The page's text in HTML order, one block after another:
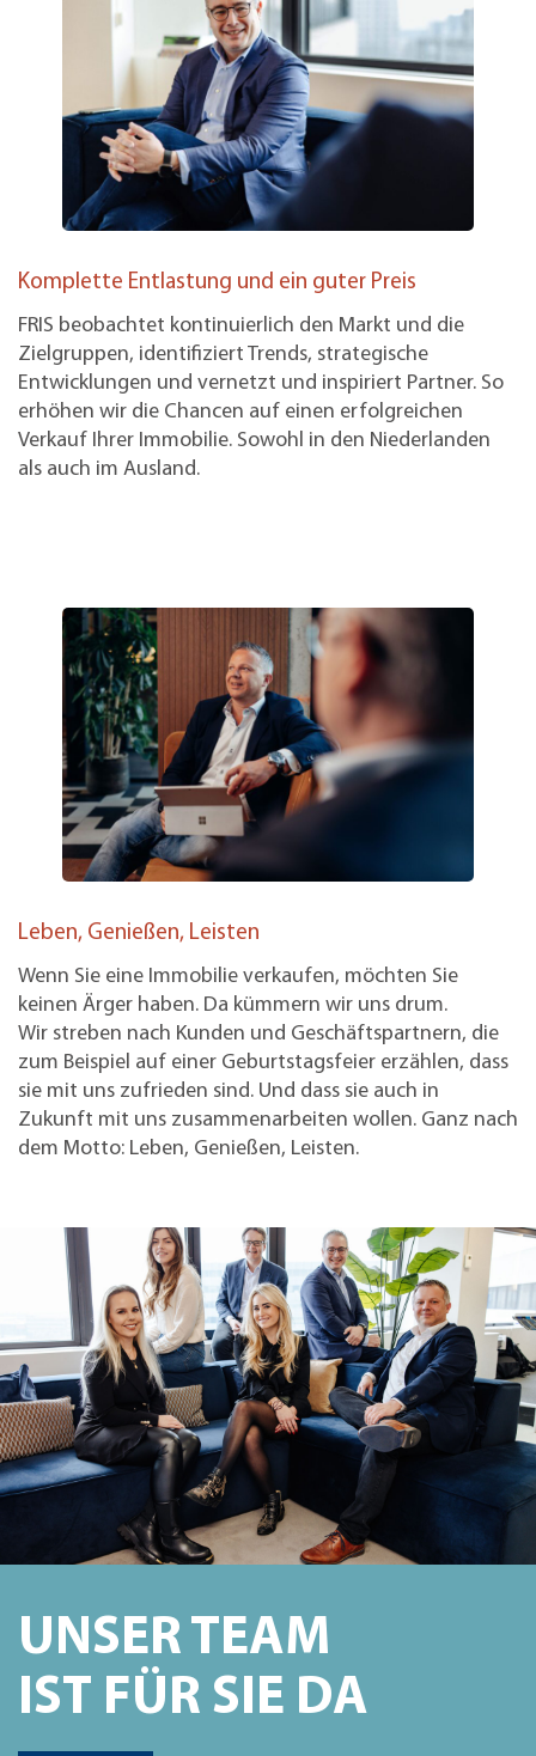
Komplette Entlastung und ein guter Preis
FRIS beobachtet kontinuierlich den Markt und die
Zielgruppen, identifiziert Trends, strategische
Entwicklungen und vernetzt und inspiriert Partner. So
erhöhen wir die Chancen auf einen erfolgreichen
Verkauf Ihrer Immobilie. Sowohl in den Niederlanden
als auch im Ausland.
Leben, Genießen, Leisten
Wenn Sie eine Immobilie verkaufen, möchten Sie
keinen Ärger haben. Da kümmern wir uns drum.
Wir streben nach Kunden und Geschäftspartnern, die
zum Beispiel auf einer Geburtstagsfeier erzählen, dass
sie mit uns zufrieden sind. Und dass sie auch in
Zukunft mit uns zusammenarbeiten wollen. Ganz nach
dem Motto: Leben, Genießen, Leisten.
UNSER TEAM
IST FÜR SIE DA